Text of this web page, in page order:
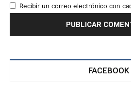
Recibir un correo electrónico con
FACEBOOK